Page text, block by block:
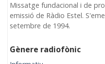
Missatge fundacional i de
emissió de Ràdio Estel.
setembre de 1994.
Gènere radiofònic